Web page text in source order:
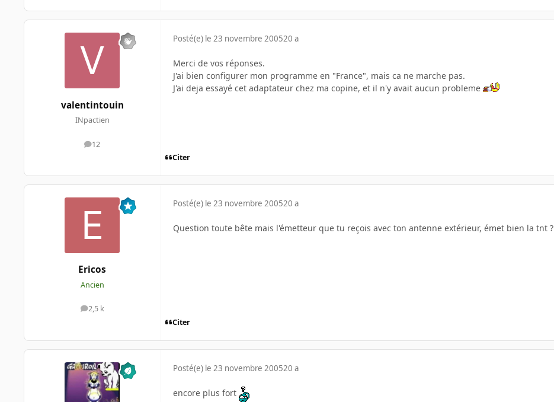
valentintouin
INpactien
12
messages
Posté(e) le 23 novembre 200520 a
Merci de vos réponses.
J'ai bien configurer mon programme en "France", mais ca ne marche pas.
J'ai deja essayé cet adaptateur chez ma copine, et il n'y avait aucun probleme
Citer
Ericos
Ancien
2,5 k
messages
Posté(e) le 23 novembre 200520 a
Question toute bête mais l'émetteur que tu reçois avec ton antenne extérieur, émet bien la tnt ?
Citer
Posté(e) le 23 novembre 200520 a
encore plus fort